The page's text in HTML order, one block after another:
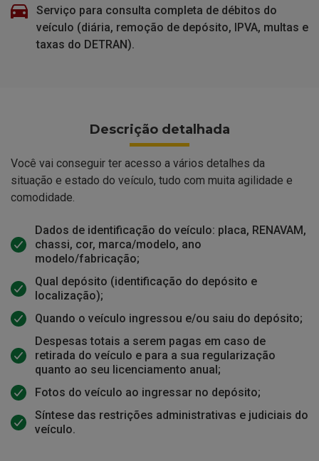
Serviço para consulta completa de débitos do
veículo (diária, remoção de depósito, IPVA, multas e
taxas do DETRAN).
Descrição detalhada
Você vai conseguir ter acesso a vários detalhes da
situação e estado do veículo, tudo com muita agilidade e
comodidade.
Dados de identificação do veículo: placa, RENAVAM,
chassi, cor, marca/modelo, ano
modelo/fabricação;
Qual depósito (identificação do depósito e
localização);
Quando o veículo ingressou e/ou saiu do depósito;
Despesas totais a serem pagas em caso de
retirada do veículo e para a sua regularização
quanto ao seu licenciamento anual;
Fotos do veículo ao ingressar no depósito;
Síntese das restrições administrativas e judiciais do
veículo.